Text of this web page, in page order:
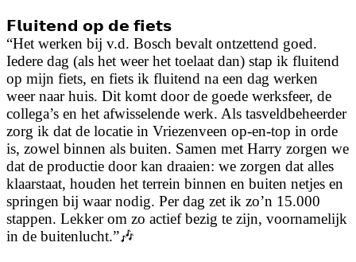
𝗙𝗹𝘂𝗶𝘁𝗲𝗻𝗱 𝗼𝗽 𝗱𝗲 𝗳𝗶𝗲𝘁𝘀
“Het werken bij v.d. Bosch bevalt ontzettend goed.
Iedere dag (als het weer het toelaat dan) stap ik fluitend
op mijn fiets, en fiets ik fluitend na een dag werken
weer naar huis. Dit komt door de goede werksfeer, de
collega’s en het afwisselende werk. Als tasveldbeheerder
zorg ik dat de locatie in Vriezenveen op-en-top in orde
is, zowel binnen als buiten. Samen met Harry zorgen we
dat de productie door kan draaien: we zorgen dat alles
klaarstaat, houden het terrein binnen en buiten netjes en
springen bij waar nodig. Per dag zet ik zo’n 15.000
stappen. Lekker om zo actief bezig te zijn, voornamelijk
in de buitenlucht.”🎶